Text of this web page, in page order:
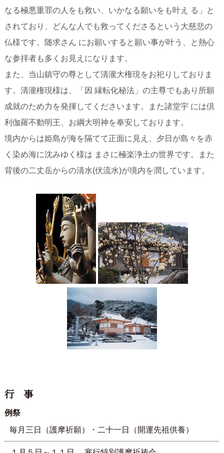
なる極悪重罪の人をも救い、いかなる願いをも叶え る」と
されており、どんな人でも救ってくださるという大慈悲の
仏様です。随求さん にお願いすると願い事が叶う、と熱心
な参拝者も多くお見えになります。
また、当山鎮守の尊として清瀧大権現をお祀りしておりま
す。清瀧権現様は、「因 縁転化秘法」の主尊でもあり所願
成就のため力を発揮してくださいます。また諸堂宇 には倶
利伽羅不動明王、お綱大明神を奉安しております。
境内からは姫島が海を隔てて正面に見え、夕日が島々を赤
く染め海に沈みゆく様は まさに極楽浄土の世界です。また
背後の二丈岳からの清水(伏流水)が境内を潤しています。
行 事
例祭
毎月三日（護摩祈願）・二十一日（開運先祖供養）